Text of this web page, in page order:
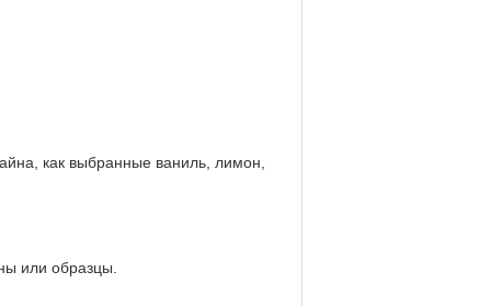
как выбранные ваниль, лимон,
или образцы.